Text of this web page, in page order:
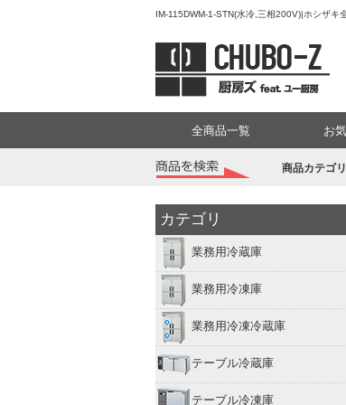
IM-115DWM-1-STN(水冷,三相200V)|ホシザキ
全商品一覧 お
商品カテゴ
カテゴリ
業務用冷蔵庫
業務用冷凍庫
業務用冷凍冷蔵庫
テーブル冷蔵庫
テーブル冷凍庫